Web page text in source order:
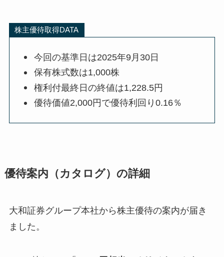
株主優待取得DATA
今回の基準日は2025年9月30日
保有株式数は1,000株
権利付最終日の終値は1,228.5円
優待価値2,000円で優待利回り0.16％
優待案内（カタログ）の詳細
大和証券グループ本社から株主優待の案内が届き
ました。